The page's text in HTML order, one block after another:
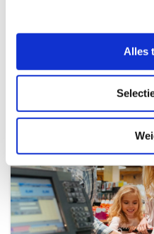
Alles
integraties. Magic
en IoT voor maximale
Lees meer